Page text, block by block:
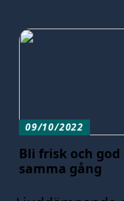
09/10/2022
Bli frisk och god
samma gång